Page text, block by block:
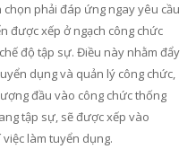
phải đáp ứng ngay yêu cầu
được xếp ở ngạch công chức
độ tập sự. Điều này nhằm đẩy
dụng và quản lý công chức,
đầu vào công chức thống
tập sự, sẽ được xếp vào
làm tuyển dụng.